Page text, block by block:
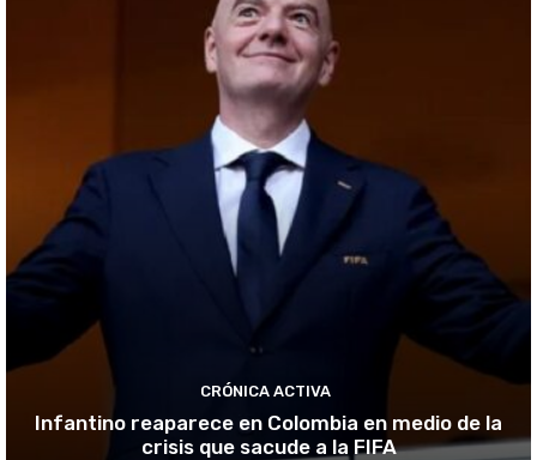
CRÓNICA ACTIVA
Infantino reaparece en Colombia en medio de la
crisis que sacude a la FIFA